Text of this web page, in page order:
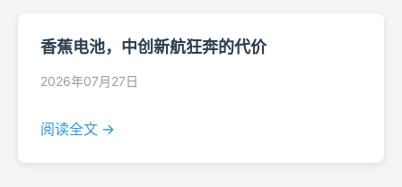
香蕉电池，中创新航狂奔的代价
2026年07月27日
阅读全文 →